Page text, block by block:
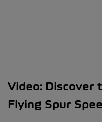
Video: Discover
Flying Spur